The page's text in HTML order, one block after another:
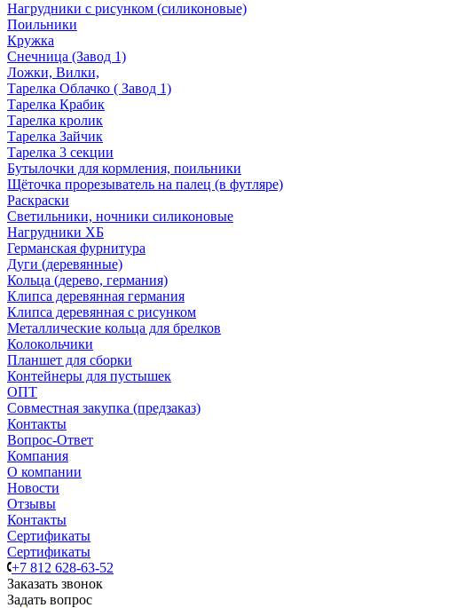
Нагрудники с рисунком (силиконовые)
Поильники
Кружка
Снечница (Завод 1)
Ложки, Вилки,
Тарелка Облачко ( Завод 1)
Тарелка Крабик
Тарелка кролик
Тарелка Зайчик
Тарелка 3 секции
Бутылочки для кормления, поильники
Щёточка прорезыватель на палец (в футляре)
Раскраски
Светильники, ночники силиконовые
Нагрудники ХБ
Германская фурнитура
Дуги (деревянные)
Кольца (дерево, германия)
Клипса деревянная германия
Клипса деревянная с рисунком
Металлические кольца для брелков
Колокольчики
Планшет для сборки
Контейнеры для пустышек
ОПТ
Совместная закупка (предзаказ)
Контакты
Вопрос-Ответ
Компания
О компании
Новости
Отзывы
Контакты
Сертификаты
Сертификаты
+7 812 628-63-52
Заказать звонок
Задать вопрос